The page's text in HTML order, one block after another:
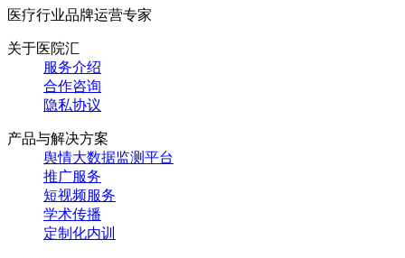
医疗行业品牌运营专家
关于医院汇
服务介绍
合作咨询
隐私协议
产品与解决方案
舆情大数据监测平台
推广服务
短视频服务
学术传播
定制化内训